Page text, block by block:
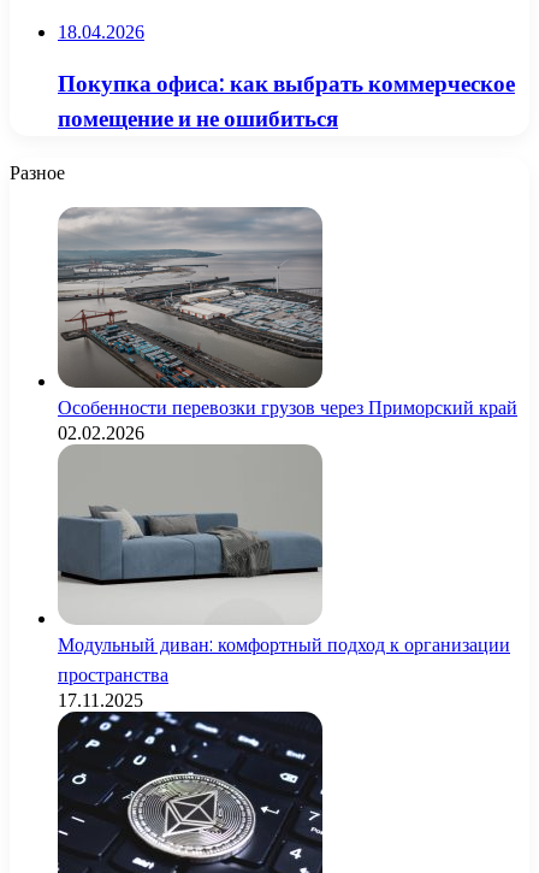
18.04.2026
Покупка офиса: как выбрать коммерческое
помещение и не ошибиться
Разное
Особенности перевозки грузов через Приморский край
02.02.2026
Модульный диван: комфортный подход к организации
пространства
17.11.2025